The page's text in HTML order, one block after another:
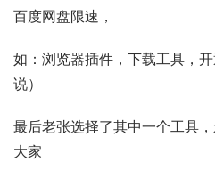
百度网盘限速，
如：浏览器插件，下载工具，
说）
最后老张选择了其中一个工具
大家